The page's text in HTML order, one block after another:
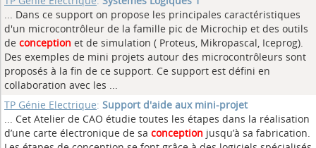
... Dans ce support on propose les principales caractéristiques
d'un microcontrôleur de la famille pic de Microchip et des outils
de conception et de simulation ( Proteus, Mikropascal, Iceprog).
Des exemples de mini projets autour des microcontrôleurs sont
proposés à la fin de ce support. Ce support est défini en
collaboration avec les ...
TP Génie Electrique: Support d'aide aux mini-projet
... Cet Atelier de CAO étudie toutes les étapes dans la réalisation
d’une carte électronique de sa conception jusqu’à sa fabrication.